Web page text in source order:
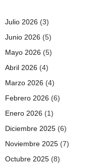
Julio 2026 (3)
Junio 2026 (5)
Mayo 2026 (5)
Abril 2026 (4)
Marzo 2026 (4)
Febrero 2026 (6)
Enero 2026 (1)
Diciembre 2025 (6)
Noviembre 2025 (7)
Octubre 2025 (8)